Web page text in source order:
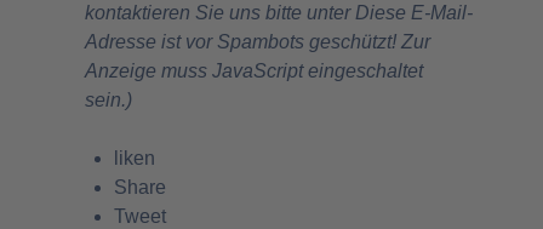
kontaktieren Sie uns bitte unter Diese E-Mail-
Adresse ist vor Spambots geschützt! Zur
Anzeige muss JavaScript eingeschaltet
sein.)
liken
Share
Tweet